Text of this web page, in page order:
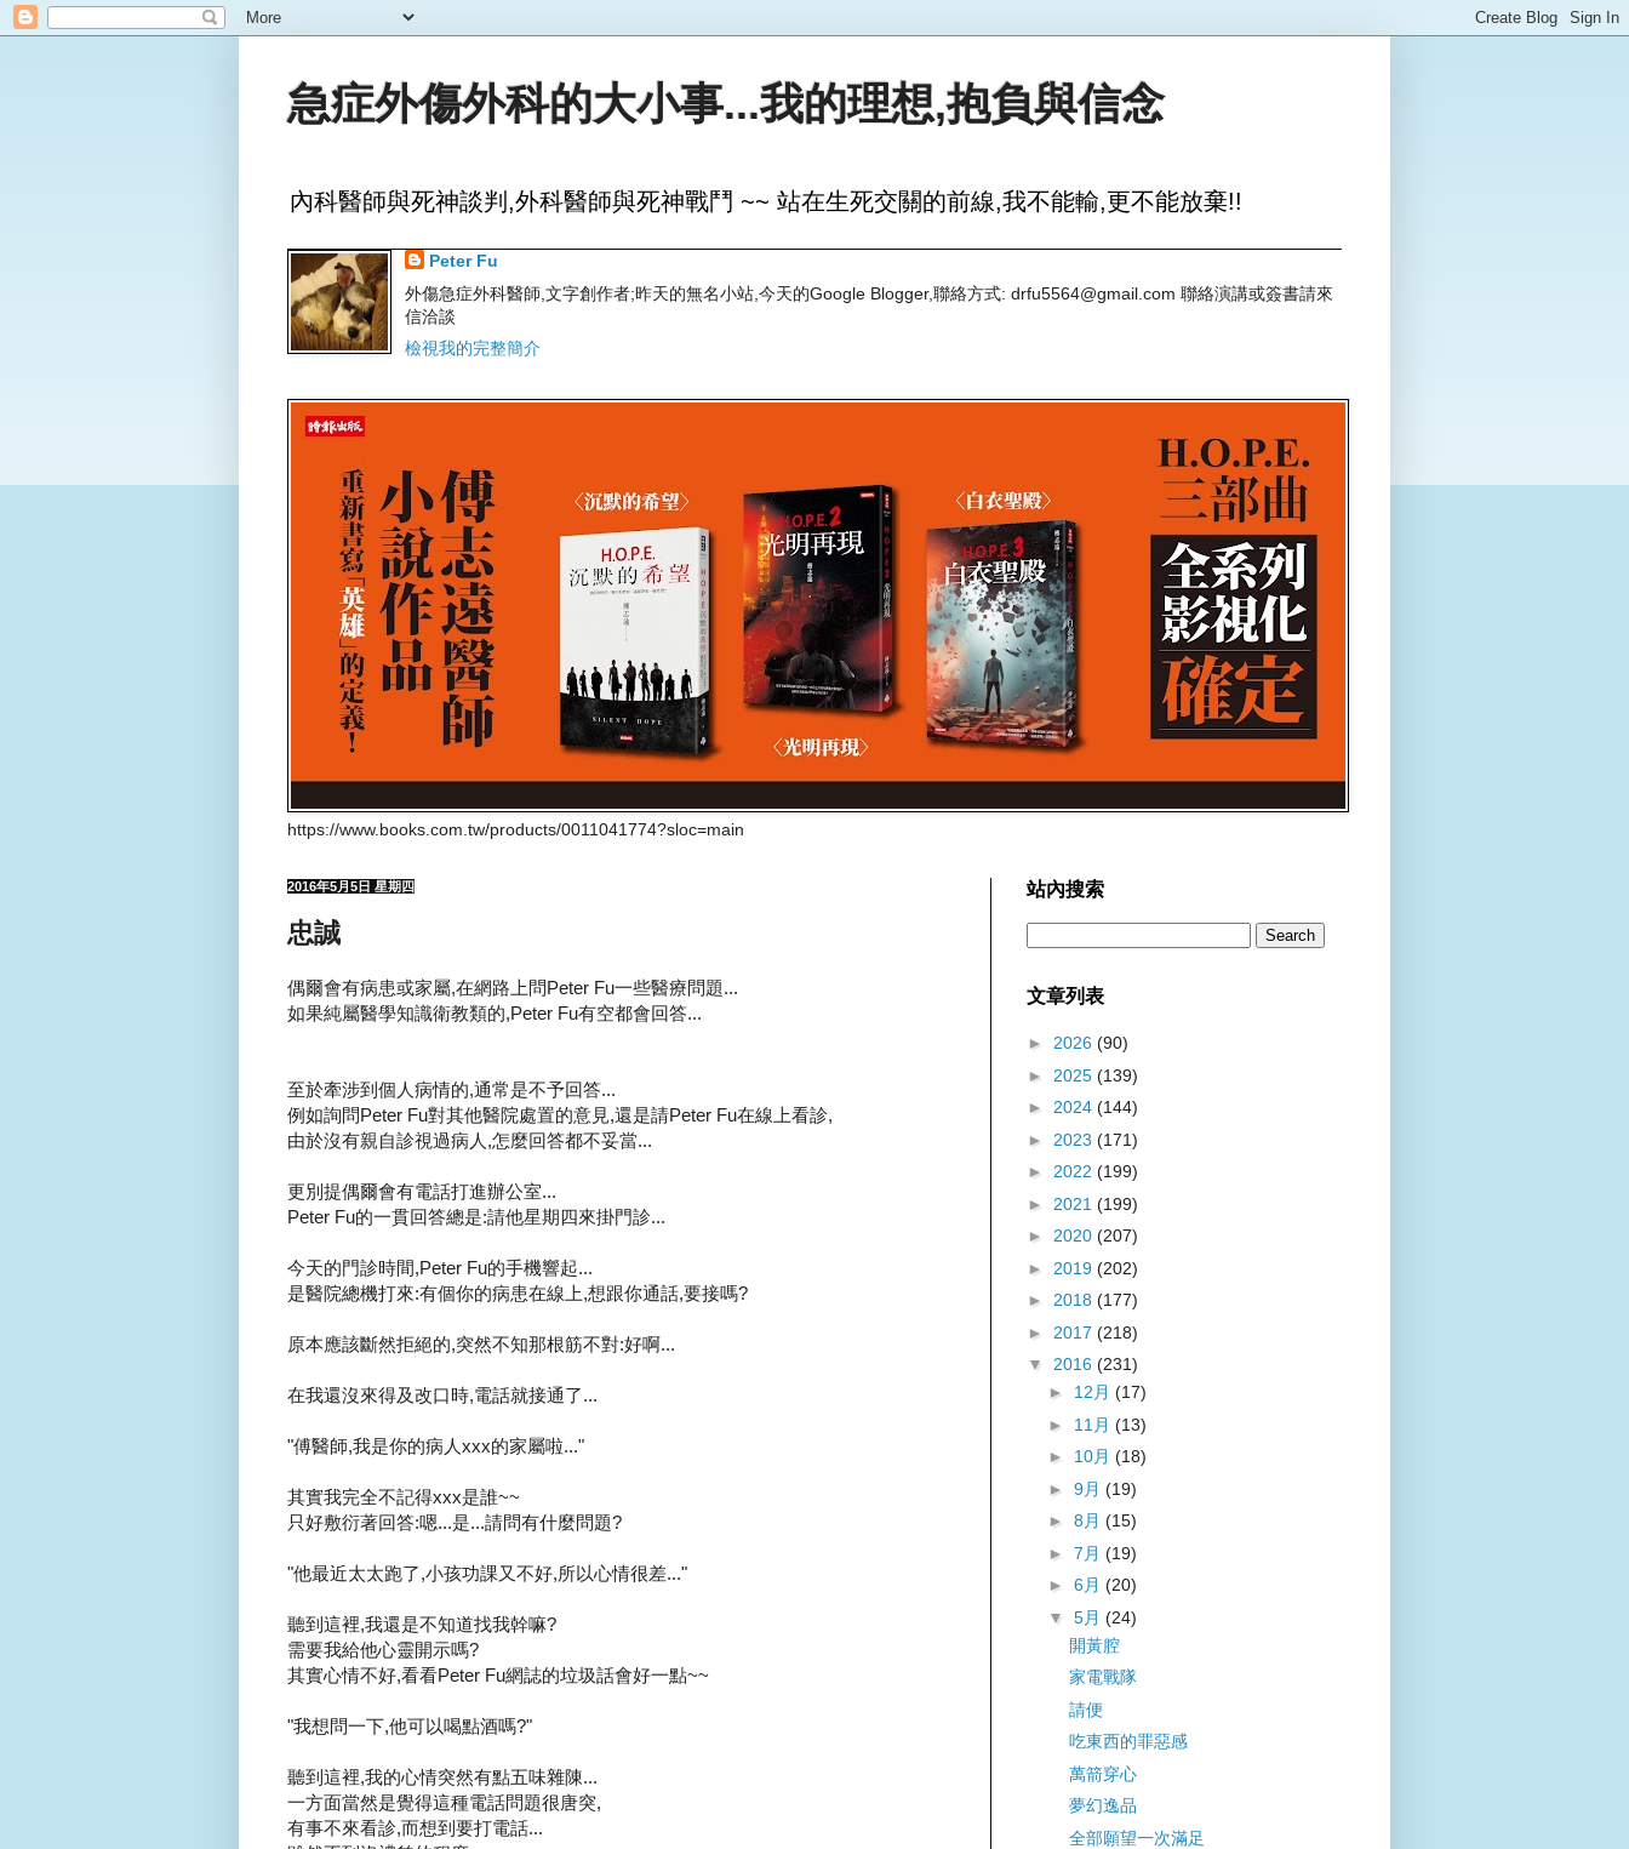
急症外傷外科的大小事...我的理想,抱負與信念
內科醫師與死神談判,外科醫師與死神戰鬥 ~~ 站在生死交關的前線,我不能輸,更不能放棄!!
Peter Fu
外傷急症外科醫師,文字創作者;昨天的無名小站,今天的Google Blogger,聯絡方式: drfu5564@gmail.com 聯絡演講或簽書請來
信洽談
檢視我的完整簡介
https://www.books.com.tw/products/0011041774?sloc=main
2016年5月5日 星期四
忠誠
偶爾會有病患或家屬,在網路上問Peter Fu一些醫療問題...
如果純屬醫學知識衛教類的,Peter Fu有空都會回答...
至於牽涉到個人病情的,通常是不予回答...
例如詢問Peter Fu對其他醫院處置的意見,還是請Peter Fu在線上看診,
由於沒有親自診視過病人,怎麼回答都不妥當...
更別提偶爾會有電話打進辦公室...
Peter Fu的一貫回答總是:請他星期四來掛門診...
今天的門診時間,Peter Fu的手機響起...
是醫院總機打來:有個你的病患在線上,想跟你通話,要接嗎?
原本應該斷然拒絕的,突然不知那根筋不對:好啊...
在我還沒來得及改口時,電話就接通了...
"傅醫師,我是你的病人xxx的家屬啦..."
其實我完全不記得xxx是誰~~
只好敷衍著回答:嗯...是...請問有什麼問題?
"他最近太太跑了,小孩功課又不好,所以心情很差..."
聽到這裡,我還是不知道找我幹嘛?
需要我給他心靈開示嗎?
其實心情不好,看看Peter Fu網誌的垃圾話會好一點~~
"我想問一下,他可以喝點酒嗎?"
聽到這裡,我的心情突然有點五味雜陳...
一方面當然是覺得這種電話問題很唐突,
有事不來看診,而想到要打電話...
站內搜索
文章列表
► 2026 (90)
► 2025 (139)
► 2024 (144)
► 2023 (171)
► 2022 (199)
► 2021 (199)
► 2020 (207)
► 2019 (202)
► 2018 (177)
► 2017 (218)
▼ 2016 (231)
► 12月 (17)
► 11月 (13)
► 10月 (18)
► 9月 (19)
► 8月 (15)
► 7月 (19)
► 6月 (20)
▼ 5月 (24)
開黃腔
家電戰隊
請便
吃東西的罪惡感
萬箭穿心
夢幻逸品
全部願望一次滿足